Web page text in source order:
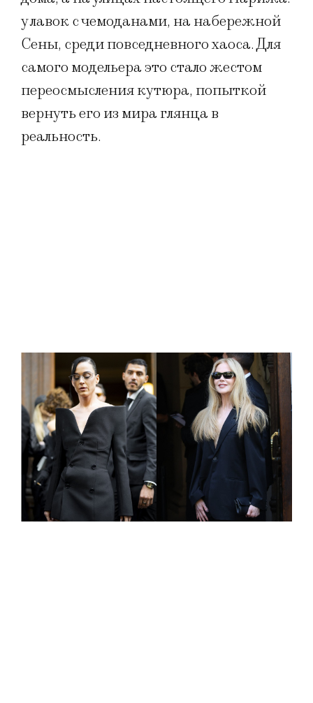
у лавок с чемоданами, на набережной
Сены, среди повседневного хаоса. Для
самого модельера это стало жестом
переосмысления кутюра, попыткой
вернуть его из мира глянца в
реальность.